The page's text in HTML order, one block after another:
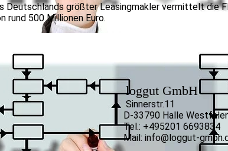
Deutschlands größter Leasingmakler vermittelt die
rund 500 Millionen Euro.
loggut GmbH
Sinnerstr.11
D-33790 Halle
Tel.: +495201 6693834
Mail: info@loggut-